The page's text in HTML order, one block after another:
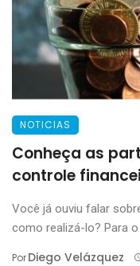
NOTICIAS
Conheça as
controle
Você já ouviu falar
como realizá-lo? Para o
PorDiego Velázquez